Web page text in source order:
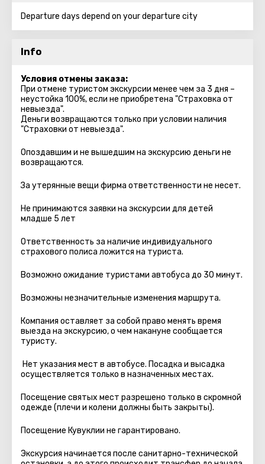
Departure days depend on your departure city
Info
Условия отмены заказа:
При отмене туристом экскурсии менее чем за 3 дня –
неустойка 100%, если не приобретена "Страховка от
невыезда".
Деньги возвращаются только при условии наличия
"Страховки от невыезда".
Опоздавшим и не вышедшим на экскурсию деньги не
возвращаются.
За утерянные вещи фирма ответственности не несет.
Не принимаются заявки на экскурсии для детей
младше 5 лет
Ответственность за наличие индивидуального
страхового полиса ложится на туриста.
Возможно ожидание туристами автобуса до 30 минут.
Возможны незначительные изменения маршрута.
Компания оставляет за собой право менять время
выезда на экскурсию, о чем накануне сообщается
туристу.
Нет указания мест в автобуcе. Посадка и высадка
осуществляется только в назначенных местах.
Посещение святых мест разрешено только в скромной
одежде (плечи и колени должны быть закрыты).
Посещение Кувуклии не гарантировано.
Экскурсия начинается после санитарно-технической